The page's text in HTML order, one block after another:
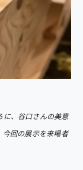
、谷口さんの美意
今回の展示を来場者